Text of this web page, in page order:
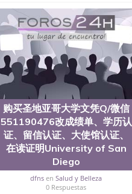
购买圣地亚哥大学文凭Q/微信
551190476改成绩单、学历认
证、留信认证、大使馆认证、
在读证明University of San
Diego
dfns enSalud y Belleza
0 Respuestas